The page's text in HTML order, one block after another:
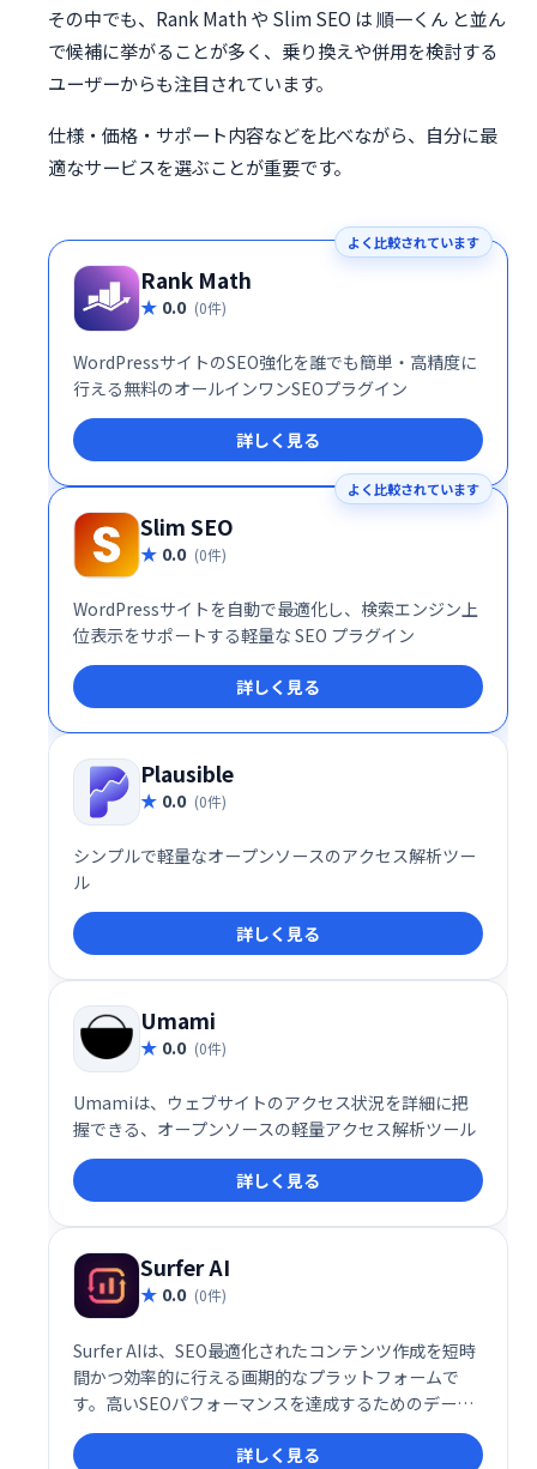
その中でも、Rank Math や Slim SEO は 順一くん と並ん
で候補に挙がることが多く、乗り換えや併用を検討する
ユーザーからも注目されています。
仕様・価格・サポート内容などを比べながら、自分に最
適なサービスを選ぶことが重要です。
よく比較されています
Rank Math
0.0 (0件)
WordPressサイトのSEO強化を誰でも簡単・高精度に
行える無料のオールインワンSEOプラグイン
詳しく見る
よく比較されています
Slim SEO
0.0 (0件)
WordPressサイトを自動で最適化し、検索エンジン上
位表示をサポートする軽量な SEO プラグイン
詳しく見る
Plausible
0.0 (0件)
シンプルで軽量なオープンソースのアクセス解析ツー
ル
詳しく見る
Umami
0.0 (0件)
Umamiは、ウェブサイトのアクセス状況を詳細に把
握できる、オープンソースの軽量アクセス解析ツール
詳しく見る
Surfer AI
0.0 (0件)
Surfer AIは、SEO最適化されたコンテンツ作成を短時
間かつ効率的に行える画期的なプラットフォームで
す。高いSEOパフォーマンスを達成するためのデータ
駆動型アプローチと、ブランドの一貫性を保ちながら
カスタマイズ可能なコンテンツ生成機能を提供。
詳しく見る